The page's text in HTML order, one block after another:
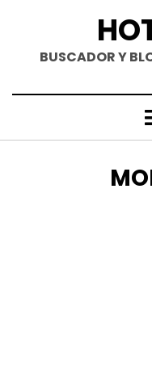
contenidoBUSCADOR Y
: